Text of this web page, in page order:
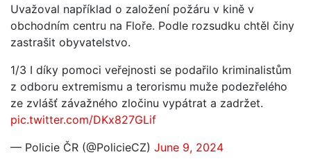
Uvažoval například o založení požáru v kině v
obchodním centru na Floře. Podle rozsudku chtěl činy
zastrašit obyvatelstvo.
1/3 I díky pomoci veřejnosti se podařilo kriminalistům
z odboru extremismu a terorismu muže podezřelého
ze zvlášť závažného zločinu vypátrat a zadržet.
pic.twitter.com/DKx827GLif
— Policie ČR (@PolicieCZ) June 9, 2024